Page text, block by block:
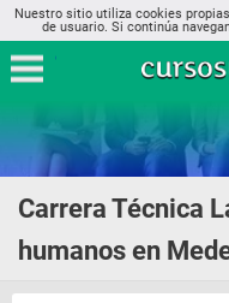
Nuestro sitio utiliza cookies
de usuario. Si continúa
Carrera Técnica
humanos en